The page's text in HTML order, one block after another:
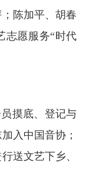
陈加平、胡春
志愿服务“时代
摸底、登记与
入中国音协；
送文艺下乡、